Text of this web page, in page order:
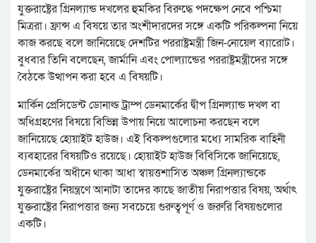
যুক্তরাষ্ট্রের গ্রিনল্যান্ড দখলের হুমকির বিরুদ্ধে পদক্ষেপ নেবে পশ্চিমা
মিত্ররা। ফ্রান্স এ বিষয়ে তার অংশীদারদের সঙ্গে একটি পরিকল্পনা নিয়ে
কাজ করছে বলে জানিয়েছে দেশটির পররাষ্ট্রমন্ত্রী জিন-নোয়েল ব্যারোট।
বুধবার তিনি বলেছেন, জার্মানি এবং পোল্যান্ডের পররাষ্ট্রমন্ত্রীদের সঙ্গে
বৈঠকে উত্থাপন করা হবে এ বিষয়টি।
মার্কিন প্রেসিডেন্ট ডোনাল্ড ট্রাম্প ডেনমার্কের দ্বীপ গ্রিনল্যান্ড দখল বা
অধিগ্রহণের বিষয়ে বিভিন্ন উপায় নিয়ে আলোচনা করছেন বলে
জানিয়েছে হোয়াইট হাউজ। এই বিকল্পগুলোর মধ্যে সামরিক বাহিনী
ব্যবহারের বিষয়টিও রয়েছে। হোয়াইট হাউজ বিবিসিকে জানিয়েছে,
ডেনমার্কের অধীনে থাকা আধা স্বায়ত্তশাসিত অঞ্চল গ্রিনল্যান্ডকে
যুক্তরাষ্ট্রের নিয়ন্ত্রণে আনাটা তাদের কাছে জাতীয় নিরাপত্তার বিষয়, অর্থাৎ
যুক্তরাষ্ট্রের নিরাপত্তার জন্য সবচেয়ে গুরুত্বপূর্ণ ও জরুরি বিষয়গুলোর
একটি।